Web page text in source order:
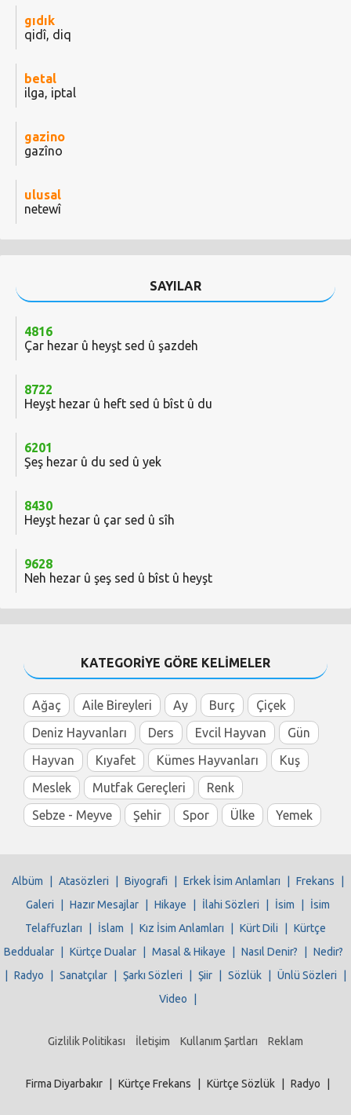
gıdık
qidî, diq
betal
ilga, iptal
gazino
gazîno
ulusal
netewî
SAYILAR
4816
Çar hezar û heyşt sed û şazdeh
8722
Heyşt hezar û heft sed û bîst û du
6201
Şeş hezar û du sed û yek
8430
Heyşt hezar û çar sed û sîh
9628
Neh hezar û şeş sed û bîst û heyşt
KATEGORİYE GÖRE KELİMELER
Ağaç Aile Bireyleri Ay Burç
Çiçek
Deniz Hayvanları
Ders Evcil Hayvan
Gün
Hayvan
Kıyafet Kümes Hayvanları
Kuş
Meslek
Mutfak Gereçleri
Renk
Sebze - Meyve
Şehir Spor Ülke Yemek
Albüm Atasözleri Biyografi Erkek İsim Anlamları Frekans
Galeri
Hazır Mesajlar Hikaye İlahi Sözleri İsim
İsim
Telaffuzları
İslam Kız İsim Anlamları Kürt Dili
Kürtçe
Beddualar
Kürtçe Dualar Masal & Hikaye Nasıl Denir?
Nedir?
Radyo Sanatçılar Şarkı Sözleri Şiir Sözlük Ünlü Sözleri
Video
Gizlilik Politikası İletişim Kullanım Şartları Reklam
Firma Diyarbakır Kürtçe Frekans Kürtçe Sözlük Radyo